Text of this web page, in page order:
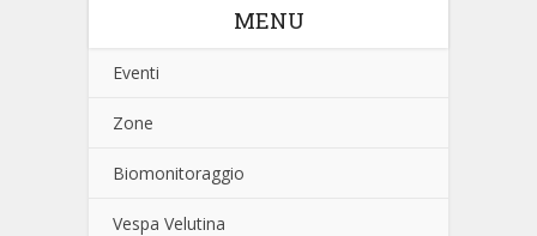
MENU
Eventi
Zone
Biomonitoraggio
Vespa Velutina